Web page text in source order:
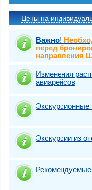
Цены на
Важно!
перед
направления
Изменения
авиарейсов
Экскурсионные
Экскурсии из